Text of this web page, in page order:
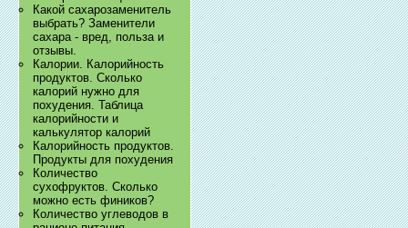
Какой сахарозаменитель
выбрать? Заменители
сахара - вред, польза и
отзывы.
Калории. Калорийность
продуктов. Сколько
калорий нужно для
похудения. Таблица
калорийности и
калькулятор калорий
Калорийность продуктов.
Продукты для похудения
Количество
сухофруктов. Сколько
можно есть фиников?
Количество углеводов в